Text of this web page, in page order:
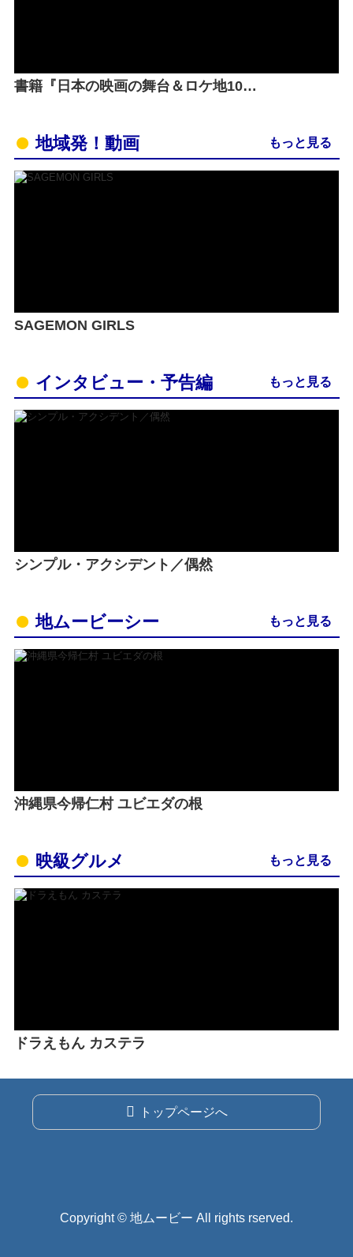
書籍『日本の映画の舞台＆ロケ地10…
地域発！動画 もっと見る
SAGEMON GIRLS
インタビュー・予告編 もっと見る
シンプル・アクシデント／偶然
地ムービーシー もっと見る
沖縄県今帰仁村 ユビエダの根
映級グルメ もっと見る
ドラえもん カステラ
トップページへ
Copyright © 地ムービー All rights rserved.